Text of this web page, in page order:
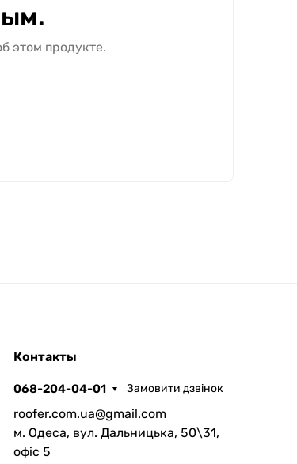
этом продукте.
Контакты
068-204-04-01 Замовити дзвінок
roofer.com.ua@gmail.com
м. Одеса, вул. Дальницька, 50\31,
офіс 5
AI помічник